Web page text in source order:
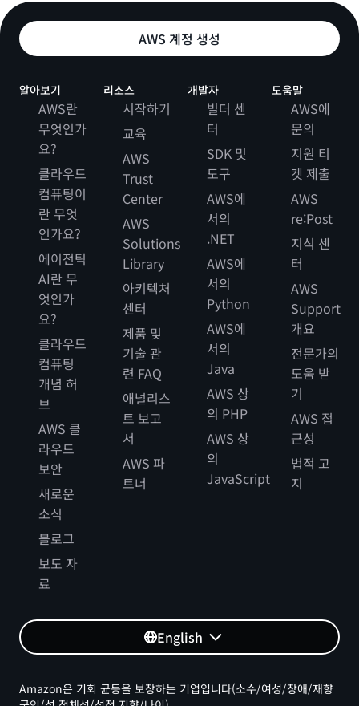
AWS 계정 생성
알아보기
AWS란
무엇인가
요?
클라우드
컴퓨팅이
란 무엇
인가요?
에이전틱
AI란 무
엇인가
요?
클라우드
컴퓨팅
개념 허
브
AWS 클
라우드
보안
새로운
소식
블로그
보도 자
료
리소스
시작하기
교육
AWS
Trust
Center
AWS
Solutions
Library
아키텍처
센터
제품 및
기술 관
련 FAQ
애널리스
트 보고
서
AWS 파
트너
개발자
빌더 센
터
SDK 및
도구
AWS에
서의
.NET
AWS에
서의
Python
AWS에
서의
Java
AWS 상
의 PHP
AWS 상
의
JavaScript
도움말
AWS에
문의
지원 티
켓 제출
AWS
re:Post
지식 센
터
AWS
Support
개요
전문가의
도움 받
기
AWS 접
근성
법적 고
지
English
Amazon은 기회 균등을 보장하는 기업입니다(소수/여성/장애/재향